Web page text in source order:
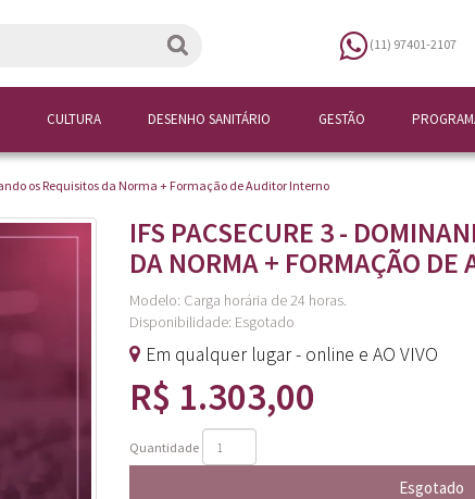
(11) 97401-2107
CULTURA DESENHO SANITÁRIO GESTÃO
os Requisitos da Norma + Formação de Auditor Interno
IFS PACSECURE 3 -
DA NORMA + FORMAÇÃO DE
Modelo: Carga horária de 24 horas.
Disponibilidade: Esgotado
Em qualquer lugar - online e AO VIVO
R$ 1.303,00
Quantidade
Esgotado